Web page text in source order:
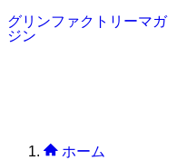
グリンファクトリーマガ
ジン
ホーム